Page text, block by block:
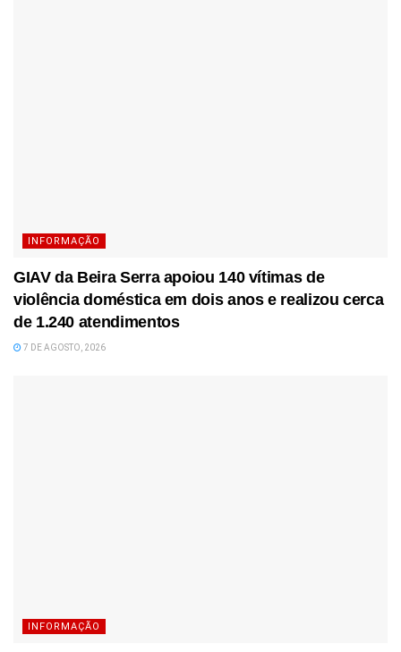
INFORMAÇÃO
GIAV da Beira Serra apoiou 140 vítimas de
violência doméstica em dois anos e realizou cerca
de 1.240 atendimentos
7 DE AGOSTO, 2026
INFORMAÇÃO